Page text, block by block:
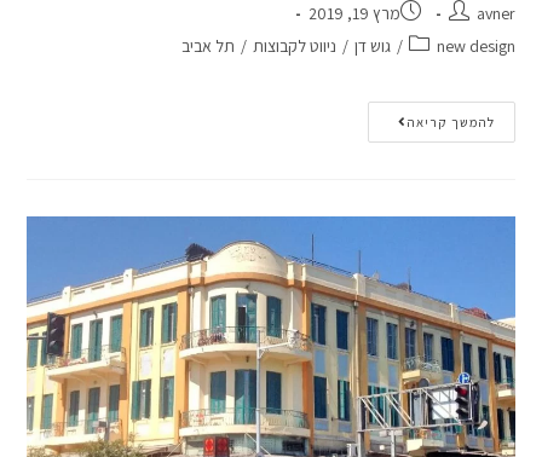
avner
מרץ 19, 2019
new design
/ גוש דן / ניווט לקבוצות / תל אביב
להמשך קריאה